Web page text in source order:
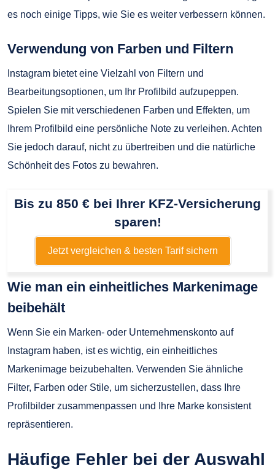
es noch einige Tipps, wie Sie es weiter verbessern können.
Verwendung von Farben und Filtern
Instagram bietet eine Vielzahl von Filtern und
Bearbeitungsoptionen, um Ihr Profilbild aufzupeppen.
Spielen Sie mit verschiedenen Farben und Effekten, um
Ihrem Profilbild eine persönliche Note zu verleihen. Achten
Sie jedoch darauf, nicht zu übertreiben und die natürliche
Schönheit des Fotos zu bewahren.
Bis zu 850 € bei Ihrer KFZ-Versicherung
sparen!
Jetzt vergleichen & besten Tarif sichern
Wie man ein einheitliches Markenimage
beibehält
Wenn Sie ein Marken- oder Unternehmenskonto auf
Instagram haben, ist es wichtig, ein einheitliches
Markenimage beizubehalten. Verwenden Sie ähnliche
Filter, Farben oder Stile, um sicherzustellen, dass Ihre
Profilbilder zusammenpassen und Ihre Marke konsistent
repräsentieren.
Häufige Fehler bei der Auswahl